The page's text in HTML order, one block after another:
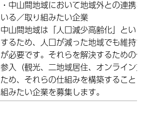
・中山間地域において地域外との連携
いる／取り組みたい企業
中山間地域は「人口減少高齢化」とい
するため、人口が減った地域でも維持
が必要です。それらを解決するための
参入（観光、二地域居住、オンライン
ため、それらの仕組みを構築すること
組みたい企業を募集します。